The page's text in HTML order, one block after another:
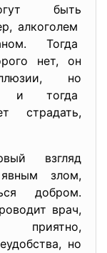
быть
алкоголем
Тогда
нет, он
но
и тогда
страдать,
взгляд
явным злом,
добром.
врач,
но